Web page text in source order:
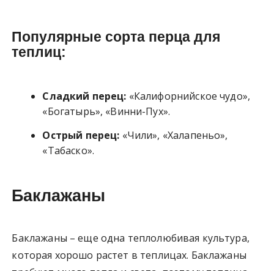
Популярные сорта перца для
теплиц:
Сладкий перец: «Калифорнийское чудо»,
«Богатырь», «Винни-Пух».
Острый перец: «Чили», «Халапеньо»,
«Табаско».
Баклажаны
Баклажаны – еще одна теплолюбивая культура,
которая хорошо растет в теплицах. Баклажаны